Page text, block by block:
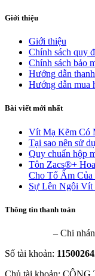
Giới thiệu
Giới thiệu
Chính sách quy
Chính sách bảo
Hướng dẫn
Hướng dẫn mua
Bài viết mới nhất
Vít Mạ Kẽm Có
Tại sao nên sử
Quy chuẩn hộp
Tôn Zacs®+
Cho Tổ Ấm Của
Sự Lên Ngôi Vít
Thông tin thanh toán
– Chi
Số tài khoản:
Chủ tài khoản: